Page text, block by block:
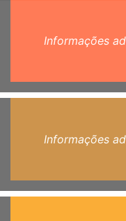
Informações
Informações